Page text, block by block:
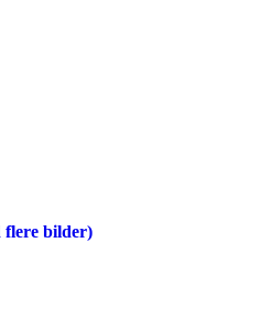
flere bilder)